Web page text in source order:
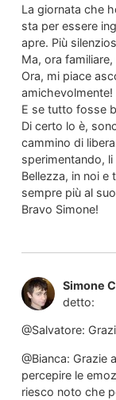
La giornata che
sta per essere
apre. Più
Ma, ora
Ora, mi piace
amichevolmente!
E se tutto fosse
Di certo lo è,
cammino di
sperimentando,
Bellezza, in noi e
sempre più al
Bravo Simone!
Simone
detto:
@Salvatore:
@Bianca: Grazie
percepire le
riesco noto che